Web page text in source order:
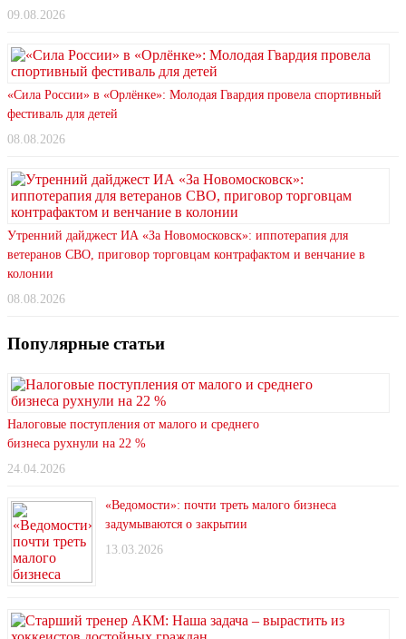
09.08.2026
«Сила России» в «Орлёнке»: Молодая Гвардия провела спортивный
фестиваль для детей
08.08.2026
Утренний дайджест ИА «За Новомосковск»: иппотерапия для
ветеранов СВО, приговор торговцам контрафактом и венчание в
колонии
08.08.2026
Популярные статьи
Налоговые поступления от малого и среднего
бизнеса рухнули на 22 %
24.04.2026
«Ведомости»: почти треть малого бизнеса
задумываются о закрытии
13.03.2026